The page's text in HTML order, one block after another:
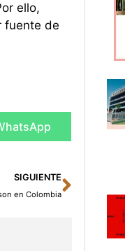
ello,
fuente de
SIGUIENTE
en Colombia